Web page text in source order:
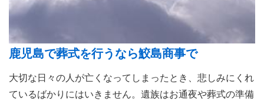
鹿児島で葬式を行うなら鮫島商事で
大切な日々の人が亡くなってしまったとき、悲しみにくれ
ているばかりにはいきません。遺族はお通夜や葬式の準備